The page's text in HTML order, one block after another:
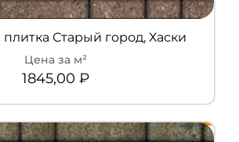
плитка Старый город, Хаски
1845,00 ₽